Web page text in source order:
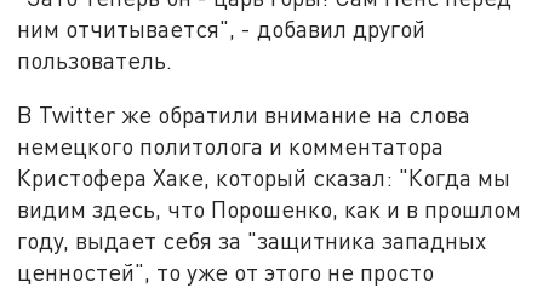
ним отчитывается", - добавил другой
пользователь.
В Twitter же обратили внимание на слова
немецкого политолога и комментатора
Кристофера Хаке, который сказал: "Когда мы
видим здесь, что Порошенко, как и в прошлом
году, выдает себя за "защитника западных
ценностей", то уже от этого не просто